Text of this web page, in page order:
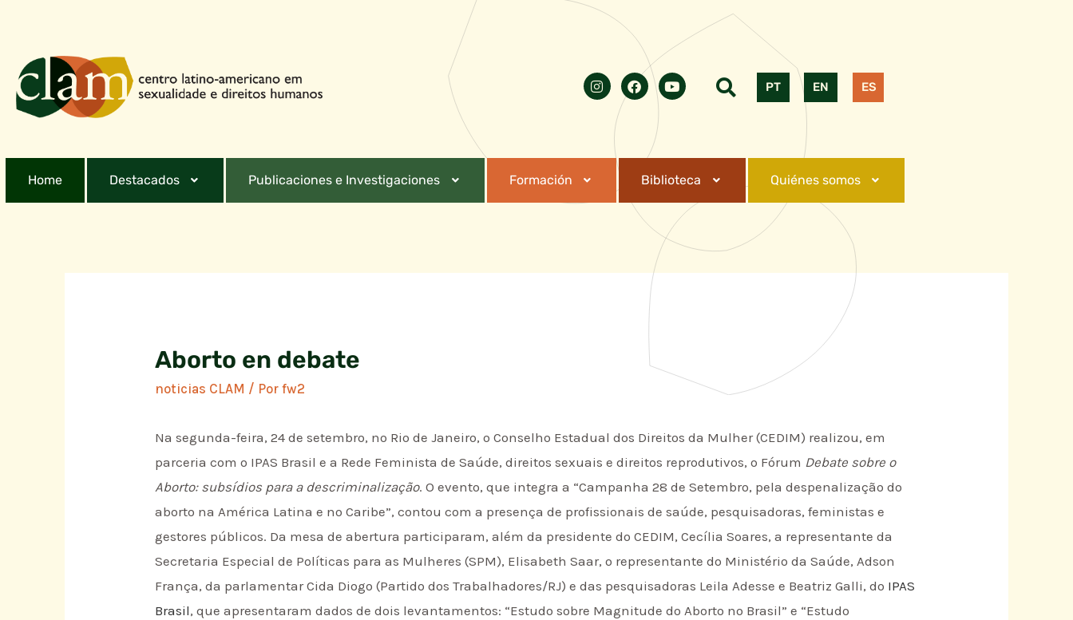
PT EN ES
Home Destacados Publicaciones e Investigaciones Formación Biblioteca Quiénes somos
Aborto en debate
noticias CLAM / Porfw2
Na segunda-feira, 24 de setembro, no Rio de Janeiro, o Conselho Estadual dos Direitos da Mulher (CEDIM) realizou, em
parceria com o IPAS Brasil e a Rede Feminista de Saúde, direitos sexuais e direitos reprodutivos, o Fórum Debate sobre o
Aborto: subsídios para a descriminalização. O evento, que integra a “Campanha 28 de Setembro, pela despenalização do
aborto na América Latina e no Caribe”, contou com a presença de profissionais de saúde, pesquisadoras, feministas e
gestores públicos. Da mesa de abertura participaram, além da presidente do CEDIM, Cecília Soares, a representante da
Secretaria Especial de Políticas para as Mulheres (SPM), Elisabeth Saar, o representante do Ministério da Saúde, Adson
França, da parlamentar Cida Diogo (Partido dos Trabalhadores/RJ) e das pesquisadoras Leila Adesse e Beatriz Galli, do IPAS
Brasil, que apresentaram dados de dois levantamentos: “Estudo sobre Magnitude do Aborto no Brasil” e “Estudo